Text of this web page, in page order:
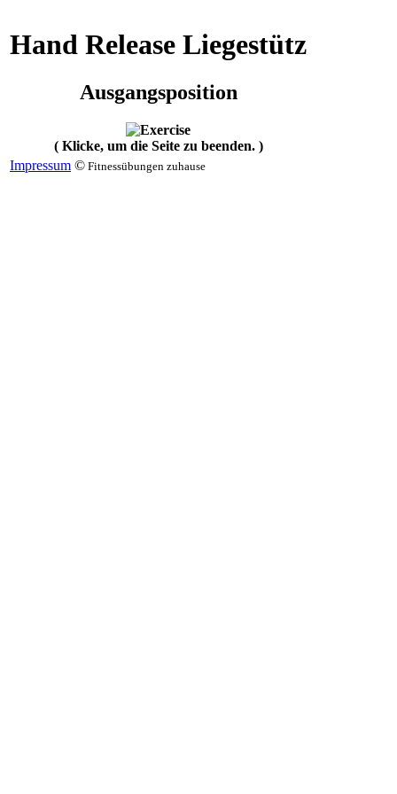
Hand Release Liegestütz
Ausgangsposition
( Klicke, um die Seite zu beenden. )
Impressum © Fitnessübungen zuhause